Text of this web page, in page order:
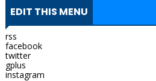
EDIT THIS MENU
rss
facebook
twitter
gplus
instagram